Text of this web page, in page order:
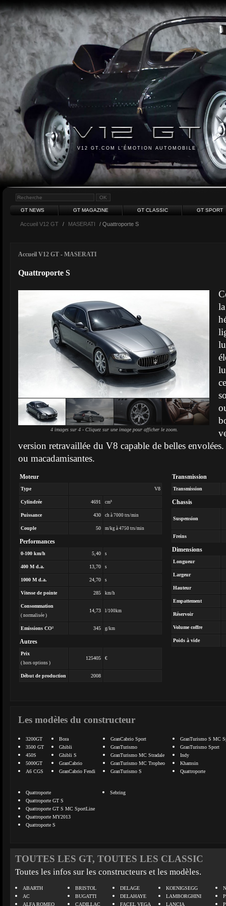
V12 GT.COM L'ÉMOTION AUTOMOBILE
GT NEWS GT MAGAZINE GT CLASSIC GT SPORT
Accueil V12 GT / MASERATI / Quattroporte S
Accueil V12 GT - MASERATI
Quattroporte S
4 images sur 4 - Cliquez sur une image pour afficher le zoom.
version retravaillée du V8 capable de belles
ou macadamisantes.
Moteur
Type V8
Cylindrée 4691 cm³
Puissance 430 ch à 7000 trs/min
Couple 50 m/kg à 4750 trs/min
Performances
0-100 km/h 5,40 s
400 M d.a. 13,70 s
1000 M d.a. 24,70 s
Vitesse de pointe 285 km/h
Consommation
( normalisée )
14,73 l/100km
Emissions CO² 345 g/km
Autres
Prix
( hors options )
125405 €
Début de production 2008
Transmission
Transmission
Chassis
Suspension
Freins
Dimensions
Longueur
Largeur
Hauteur
Empattement
Réservoir
Volume coffre
Poids à vide
Les modèles du constructeur
3200GT
3500 GT
450S
5000GT
A6 CGS
Bora
Ghibli
Ghibli S
GranCabrio
GranCabrio Fendi
GranCabrio Sport
GranTurismo
GranTurismo MC Stradale
GranTurismo MC Tropheo
GranTurismo S
GranTurismo S MC
GranTurismo Sport
Indy
Khamsin
Quattroporte
Quattroporte
Quattroporte GT S
Quattroporte GT S MC SportLine
Quattroporte MY2013
Quattroporte S
Sebring
TOUTES LES GT, TOUTES LES CLASSIC
Toutes les infos sur les constructeurs et les modèles.
ABARTH
AC
ALFA ROMEO
BRISTOL
BUGATTI
CADILLAC
DELAGE
DELAHAYE
FACEL VEGA
KOENIGSEGG
LAMBORGHINI
LANCIA